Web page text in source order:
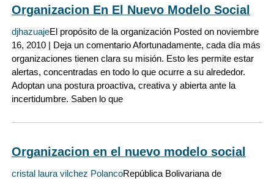
Organizacion En El Nuevo Modelo Social
djhazuajeEl propósito de la organización Posted on noviembre
16, 2010 | Deja un comentario Afortunadamente, cada día más
organizaciones tienen clara su misión. Esto les permite estar
alertas, concentradas en todo lo que ocurre a su alrededor.
Adoptan una postura proactiva, creativa y abierta ante la
incertidumbre. Saben lo que
Organizacion en el nuevo modelo social
cristal laura vilchez PolancoRepública Bolivariana de